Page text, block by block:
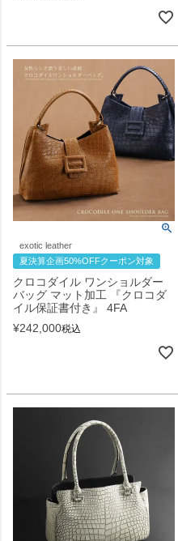
exotic leather
夏決算企画50%OFFクーポン対象
クロコダイル ワンショルダー
バッグ マット加工 『クロコダ
イル保証書付き』 4FA
¥242,000税込